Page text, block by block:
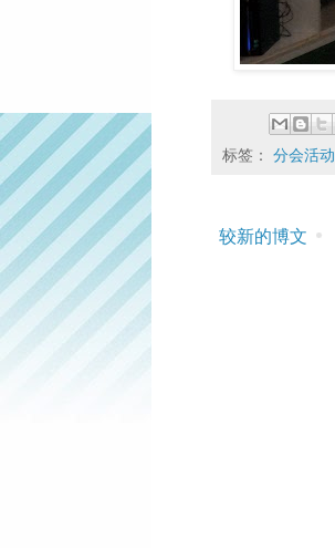
标签： 分会活动
较新的博文